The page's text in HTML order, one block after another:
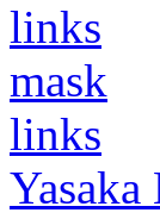
links
mask
links